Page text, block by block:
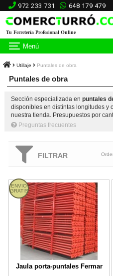
972 233 731 648 179 479
Tu Ferretería Profesional Online
Menú
Utillaje Puntales de obra
Puntales de obra
Sección especializada en puntales
disponibles en distintas longitudes y
nuestra tienda. Presupuestos por
Preguntas frecuentes
FILTRAR
ENVIO
GRATIS
Jaula porta-puntales Fermar
Jaula porta-puntales Fermar